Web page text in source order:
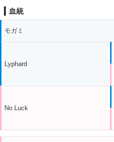
血統
モガミ
Lyphard
No Luck